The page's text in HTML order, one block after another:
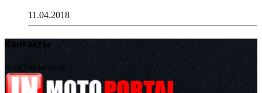
11.04.2018
Контакты
info@in-moto.ru